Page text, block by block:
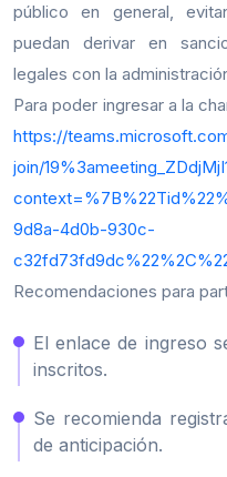
público en general,
puedan derivar en
legales con la
Para poder ingresar a la
https://
join/
9d8a-4d0b-930c-
Recomendaciones para
El enlace de ingreso
inscritos.
Se recomienda
de anticipación.